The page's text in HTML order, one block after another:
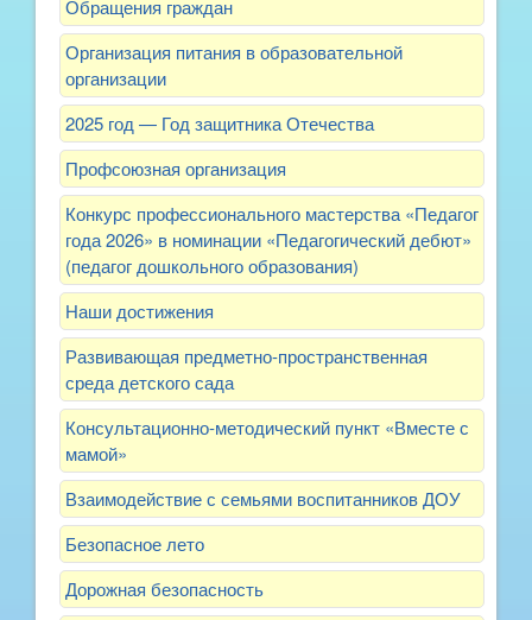
Обращения граждан
Организация питания в образовательной
организации
2025 год — Год защитника Отечества
Профсоюзная организация
Конкурс профессионального мастерства «Педагог
года 2026» в номинации «Педагогический дебют»
(педагог дошкольного образования)
Наши достижения
Развивающая предметно-пространственная
среда детского сада
Консультационно-методический пункт «Вместе с
мамой»
Взаимодействие с семьями воспитанников ДОУ
Безопасное лето
Дорожная безопасность